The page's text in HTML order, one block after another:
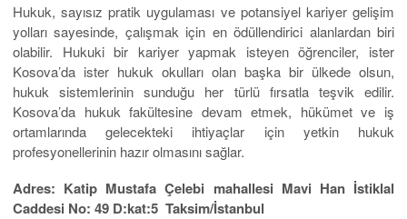
Hukuk, sayısız pratik uygulaması ve potansiyel kariyer gelişim
yolları sayesinde, çalışmak için en ödüllendirici alanlardan biri
olabilir. Hukuki bir kariyer yapmak isteyen öğrenciler, ister
Kosova’da ister hukuk okulları olan başka bir ülkede olsun,
hukuk sistemlerinin sunduğu her türlü fırsatla teşvik edilir.
Kosova’da hukuk fakültesine devam etmek, hükümet ve iş
ortamlarında gelecekteki ihtiyaçlar için yetkin hukuk
profesyonellerinin hazır olmasını sağlar.
Adres: Katip Mustafa Çelebi mahallesi Mavi Han İstiklal
Caddesi No: 49 D:kat:5 Taksim/İstanbul